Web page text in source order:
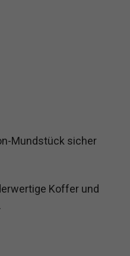
Mundstück sicher
Koffer und